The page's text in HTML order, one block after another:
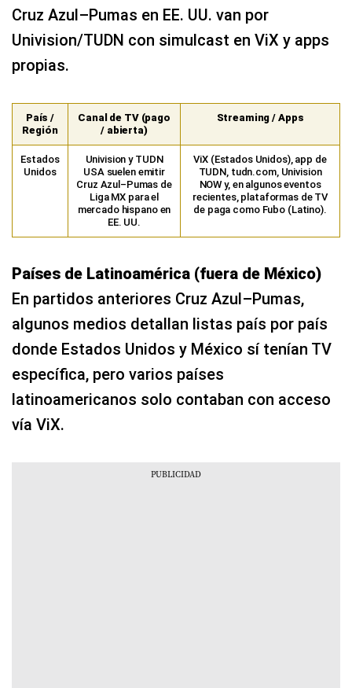
Cruz Azul–Pumas en EE. UU. van por
Univision/TUDN con simulcast en ViX y apps
propias.
País /
Región
Canal de TV (pago
/ abierta)
Streaming / Apps
Estados
Unidos
Univision y TUDN
USA suelen emitir
Cruz Azul–Pumas de
Liga MX para el
mercado hispano en
EE. UU.
ViX (Estados Unidos), app de
TUDN, tudn.com, Univision
NOW y, en algunos eventos
recientes, plataformas de TV
de paga como Fubo (Latino).
Países de Latinoamérica (fuera de México)
En partidos anteriores Cruz Azul–Pumas,
algunos medios detallan listas país por país
donde Estados Unidos y México sí tenían TV
específica, pero varios países
latinoamericanos solo contaban con acceso
vía ViX.